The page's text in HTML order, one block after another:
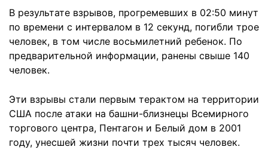
В результате взрывов, прогремевших в 02:50 минут
по времени с интервалом в 12 секунд, погибли трое
человек, в том числе восьмилетний ребенок. По
предварительной информации, ранены свыше 140
человек.
Эти взрывы стали первым терактом на территории
США после атаки на башни-близнецы Всемирного
торгового центра, Пентагон и Белый дом в 2001
году, унесшей жизни почти трех тысяч человек.